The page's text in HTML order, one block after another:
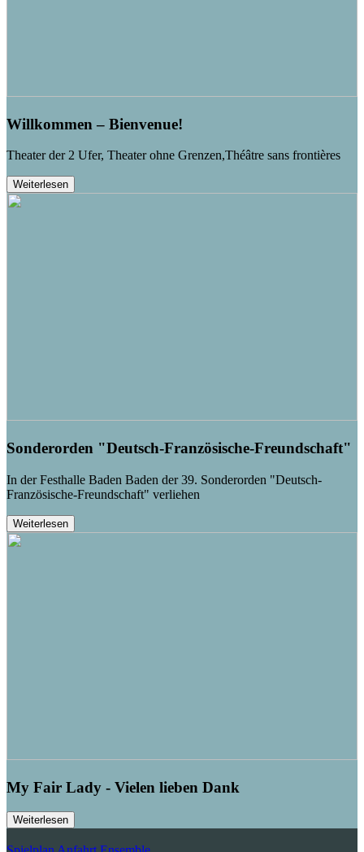
Willkommen – Bienvenue!
Theater der 2 Ufer, Theater ohne Grenzen,Théâtre sans frontières
Weiterlesen
Sonderorden "Deutsch-Französische-Freundschaft"
In der Festhalle Baden Baden der 39. Sonderorden "Deutsch-
Französische-Freundschaft" verliehen
Weiterlesen
My Fair Lady - Vielen lieben Dank
Weiterlesen